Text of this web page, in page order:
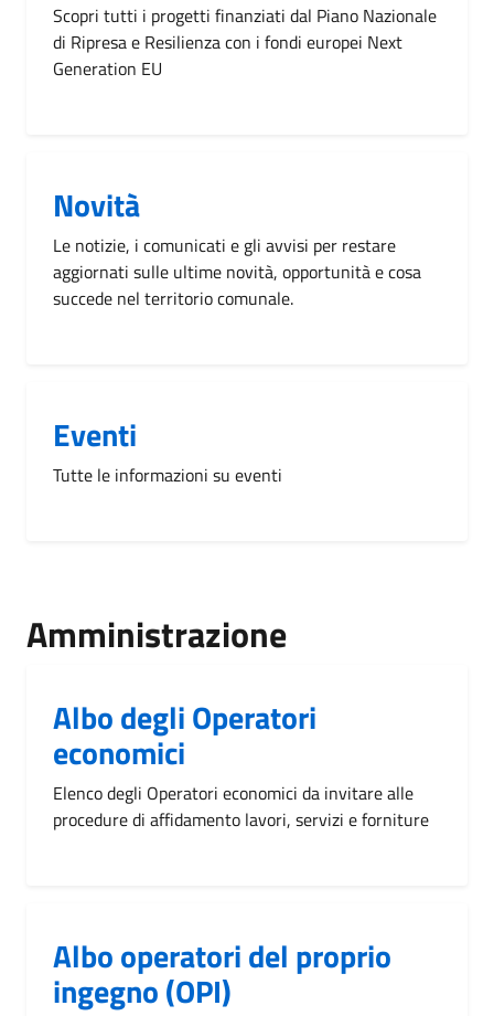
Scopri tutti i progetti finanziati dal Piano Nazionale
di Ripresa e Resilienza con i fondi europei Next
Generation EU
Novità
Le notizie, i comunicati e gli avvisi per restare
aggiornati sulle ultime novità, opportunità e cosa
succede nel territorio comunale.
Eventi
Tutte le informazioni su eventi
Amministrazione
Albo degli Operatori
economici
Elenco degli Operatori economici da invitare alle
procedure di affidamento lavori, servizi e forniture
Albo operatori del proprio
ingegno (OPI)